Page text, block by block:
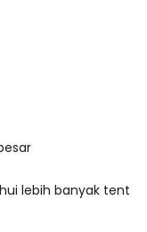
lebih banyak tent